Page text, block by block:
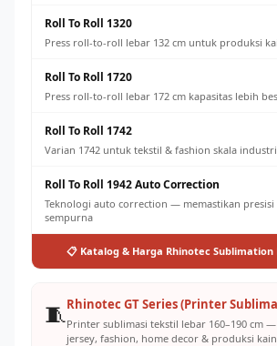
Roll To Roll 1320
Press roll-to-roll lebar 132 cm untuk produksi
Roll To Roll 1720
Press roll-to-roll lebar 172 cm kapasitas lebih
Roll To Roll 1742
Varian 1742 untuk tekstil & fashion skala industri
Roll To Roll 1942 Auto Correction
Teknologi auto correction — memastikan
sempurna
📋 Katalog & Harga Rhinotec Sublimation
🧵Rhinotec GT Series (Printer
Printer sublimasi tekstil lebar 160–190 cm
jersey, fashion, home decor & produksi kain